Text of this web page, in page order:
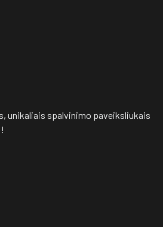
unikaliais spalvinimo paveiksliukais